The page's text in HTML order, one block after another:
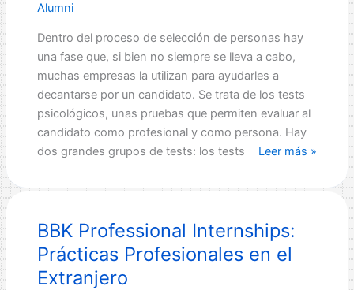
Alumni
Dentro del proceso de selección de personas hay
una fase que, si bien no siempre se lleva a cabo,
muchas empresas la utilizan para ayudarles a
decantarse por un candidato. Se trata de los tests
psicológicos, unas pruebas que permiten evaluar al
candidato como profesional y como persona. Hay
dos grandes grupos de tests: los tests
Test
como
para
selección
Leer más »
BBK Professional Internships:
Prácticas Profesionales en el
Extranjero